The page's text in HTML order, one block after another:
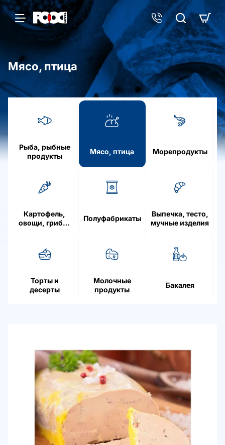
o
Мясо, птица
Рыба, рыбные
продукты
Мясо, птица Морепродукты
Картофель,
овощи, грибы,
Полуфабрикаты
Выпечка, тесто,
мучные изделия
Торты и
десерты
Молочные
продукты
Бакалея